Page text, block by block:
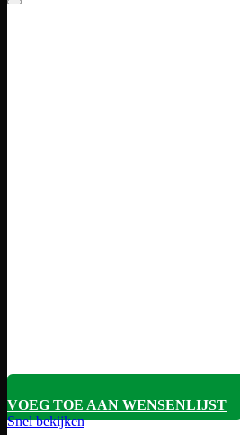
VOEG TOE AAN WENSENLIJST
Snel bekijken